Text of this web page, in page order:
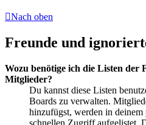
Nach oben
Freunde und
Wozu benötige ich die Listen der
Mitglieder?
Du kannst diese Listen
Boards zu verwalten.
hinzufügst, werden in